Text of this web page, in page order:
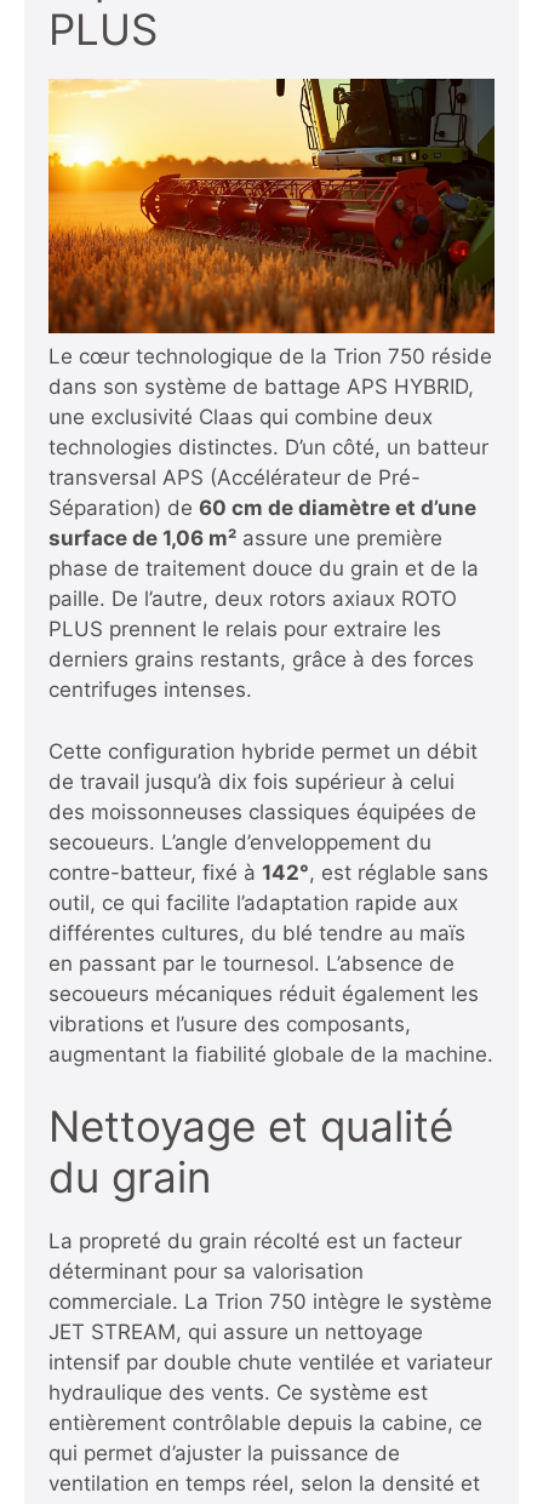
PLUS
Le cœur technologique de la Trion 750 réside
dans son système de battage APS HYBRID,
une exclusivité Claas qui combine deux
technologies distinctes. D’un côté, un batteur
transversal APS (Accélérateur de Pré-
Séparation) de 60 cm de diamètre et d’une
surface de 1,06 m² assure une première
phase de traitement douce du grain et de la
paille. De l’autre, deux rotors axiaux ROTO
PLUS prennent le relais pour extraire les
derniers grains restants, grâce à des forces
centrifuges intenses.
Cette configuration hybride permet un débit
de travail jusqu’à dix fois supérieur à celui
des moissonneuses classiques équipées de
secoueurs. L’angle d’enveloppement du
contre-batteur, fixé à 142°, est réglable sans
outil, ce qui facilite l’adaptation rapide aux
différentes cultures, du blé tendre au maïs
en passant par le tournesol. L’absence de
secoueurs mécaniques réduit également les
vibrations et l’usure des composants,
augmentant la fiabilité globale de la machine.
Nettoyage et qualité
du grain
La propreté du grain récolté est un facteur
déterminant pour sa valorisation
commerciale. La Trion 750 intègre le système
JET STREAM, qui assure un nettoyage
intensif par double chute ventilée et variateur
hydraulique des vents. Ce système est
entièrement contrôlable depuis la cabine, ce
qui permet d’ajuster la puissance de
ventilation en temps réel, selon la densité et